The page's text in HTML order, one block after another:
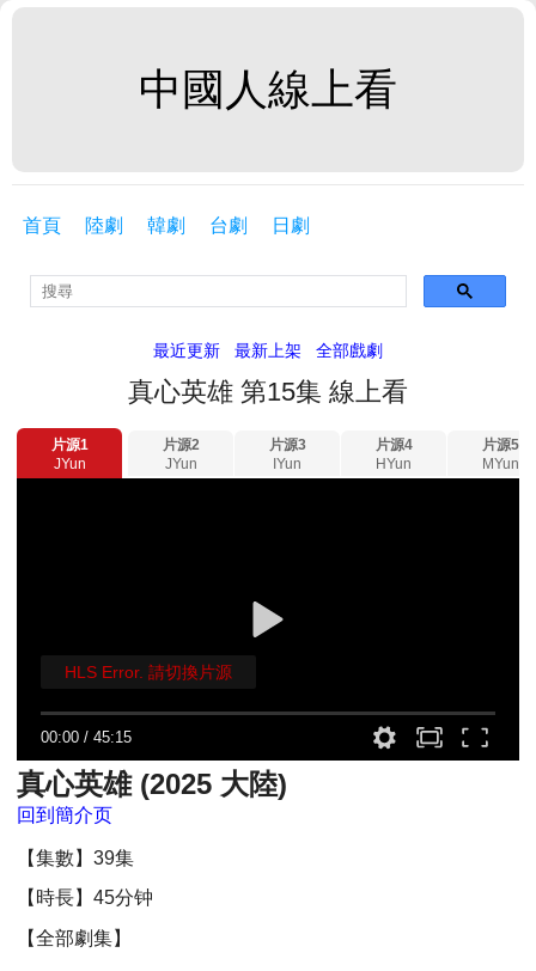
中國人線上看
首頁 陸劇 韓劇 台劇 日劇
最近更新 最新上架 全部戲劇
真心英雄 第15集 線上看
片源1
JYun
片源2
JYun
片源3
IYun
片源4
HYun
片源5
MYun
00:00 /45:15
HLS Error. 請切換片源
真心英雄 (2025 大陸)
回到簡介页
【集數】39集
【時長】45分钟
【全部劇集】